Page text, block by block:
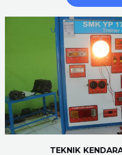
TEKNIK